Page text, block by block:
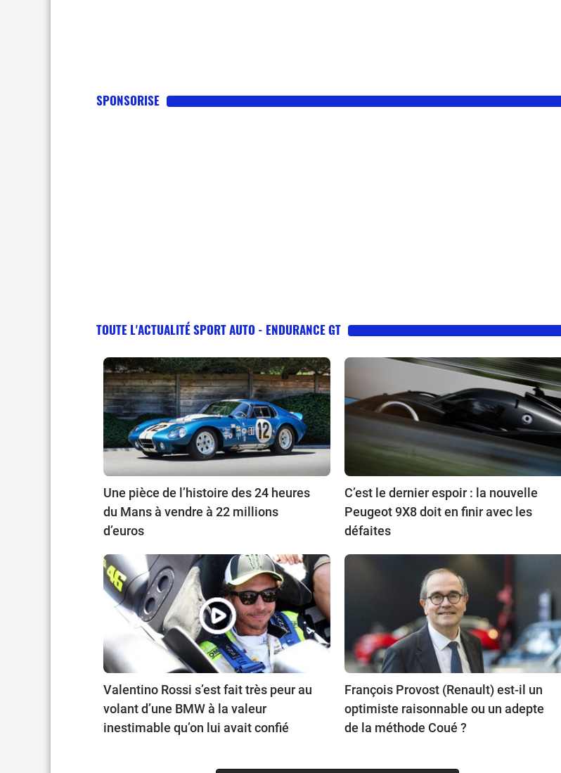
SPONSORISE
TOUTE L'ACTUALITÉ SPORT AUTO - ENDURANCE GT
Une pièce de l’histoire des 24 heures
du Mans à vendre à 22 millions
d’euros
C’est le dernier espoir : la nouvelle
Peugeot 9X8 doit en finir avec les
défaites
Valentino Rossi s’est fait très peur au
volant d’une BMW à la valeur
inestimable qu’on lui avait confié
François Provost (Renault) est-il un
optimiste raisonnable ou un adepte
de la méthode Coué ?